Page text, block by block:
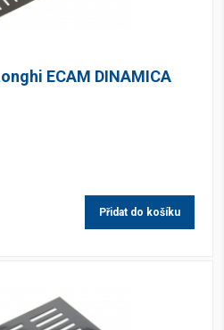
ECAM DINAMICA
Přidat do košíku